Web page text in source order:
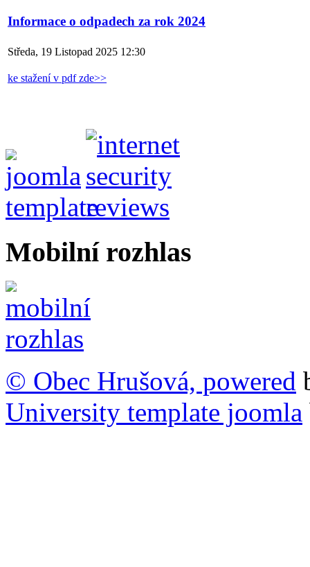
Informace o odpadech za rok 2024
Středa, 19 Listopad 2025 12:30
ke stažení v pdf zde>>
Mobilní rozhlas
© Obec Hrušová, powered
University template joomla